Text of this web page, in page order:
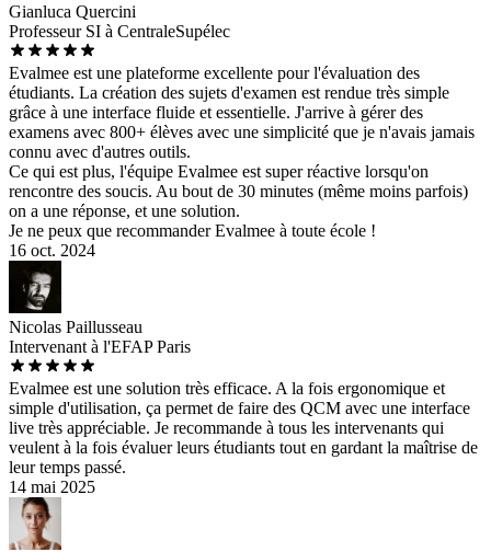
Gianluca Quercini
Professeur SI à CentraleSupélec
Evalmee est une plateforme excellente pour l'évaluation des
étudiants. La création des sujets d'examen est rendue très simple
grâce à une interface fluide et essentielle. J'arrive à gérer des
examens avec 800+ élèves avec une simplicité que je n'avais jamais
connu avec d'autres outils.
Ce qui est plus, l'équipe Evalmee est super réactive lorsqu'on
rencontre des soucis. Au bout de 30 minutes (même moins parfois)
on a une réponse, et une solution.
Je ne peux que recommander Evalmee à toute école !
16 oct. 2024
Nicolas Paillusseau
Intervenant à l'EFAP Paris
Evalmee est une solution très efficace. A la fois ergonomique et
simple d'utilisation, ça permet de faire des QCM avec une interface
live très appréciable. Je recommande à tous les intervenants qui
veulent à la fois évaluer leurs étudiants tout en gardant la maîtrise de
leur temps passé.
14 mai 2025